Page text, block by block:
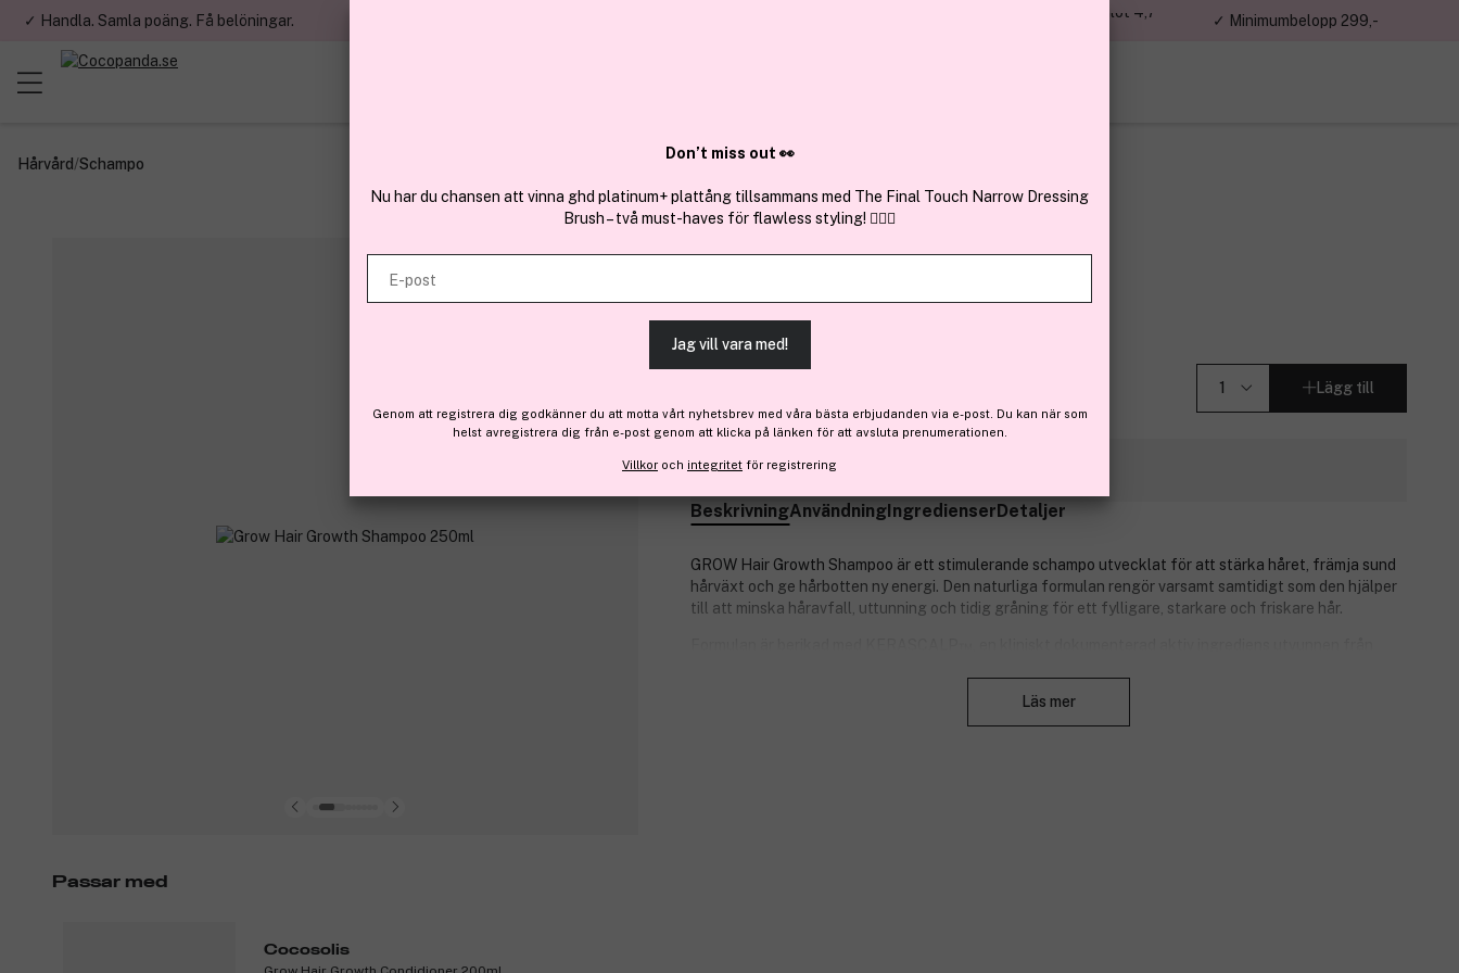
✓ Handla. Samla poäng. Få belöningar.
✓ Över 1,5 miljon kunder – Trustpilot 4,7
✓ Minimumbelopp 299,-
Hårvård/Schampo
Cocosolis
Grow Hair Growth Shampoo 250ml
-15%
288 kr Lägg till
Finns online
BeskrivningAnvändningIngredienserDetaljer
GROW Hair Growth Shampoo är ett stimulerande schampo utvecklat för att stärka håret, främja sund
hårväxt och ge hårbotten ny energi. Den naturliga formulan rengör varsamt samtidigt som den hjälper
till att minska håravfall, uttunning och tidig gråning för ett fylligare, starkare och friskare hår.
tillför fukt och förbättrar hårets glans, mjukhet och volym. Den friska och fruktiga doften ger en
behaglig hårvårdsupplevelse vid varje tvätt.
Läs mer
Passar med
Cocosolis
Don’t miss out 👀
Nu har du chansen att vinna ghd platinum+ plattång tillsammans med The Final Touch Narrow Dressing
Brush – två must-haves för flawless styling! 💇‍♀️✨
E-post
Jag vill vara med!
Genom att registrera dig godkänner du att motta vårt nyhetsbrev med våra bästa erbjudanden via e-post. Du kan när som
helst avregistrera dig från e-post genom att klicka på länken för att avsluta prenumerationen.
Villkor och integritet för registrering